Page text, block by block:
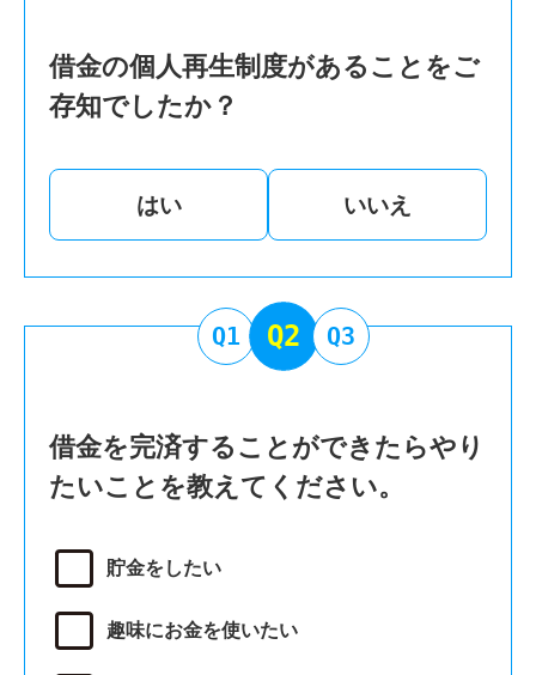
借金の個人再生制度があることをご
存知でしたか？
はい いいえ
Q1 Q2 Q3
借金を完済することができたらやり
たいことを教えてください。
貯金をしたい
趣味にお金を使いたい